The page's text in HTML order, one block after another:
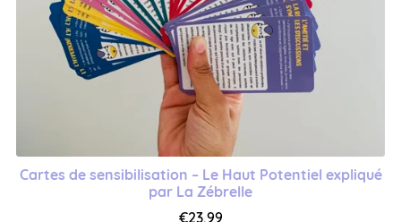
Cartes de sensibilisation – Le Haut Potentiel expliqué
par La Zébrelle